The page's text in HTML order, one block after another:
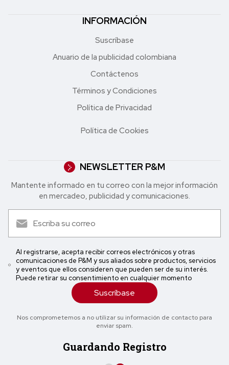
INFORMACIÓN
Suscríbase
Anuario de la publicidad colombiana
Contáctenos
Términos y Condiciones
Política de Privacidad
Política de Cookies
NEWSLETTER P&M
Mantente informado en tu correo con la mejor in formación
en mercadeo, publicidad y comunicaciones.
Al registrarse, acepta recibir correos electrónicos y otras
comunicaciones de P&M y sus aliados sobre productos, servicios
y eventos que ellos consideren que pueden ser de su interés.
Puede retirar su consentimiento en cualquier momento
Suscríbase
Nos comprometemos a no utilizar su información de contacto para
enviar spam.
Guardando Registro